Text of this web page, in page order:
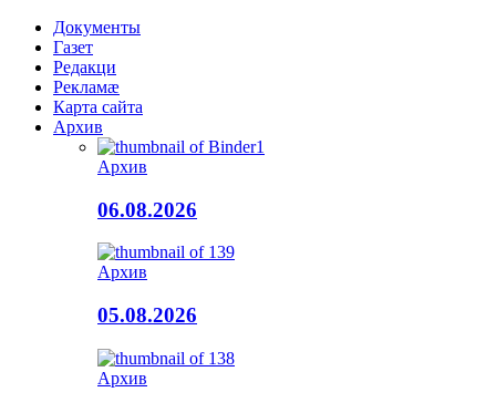
Документы
Газет
Редакци
Рекламæ
Карта сайта
Архив
Архив
06.08.2026
Архив
05.08.2026
Архив